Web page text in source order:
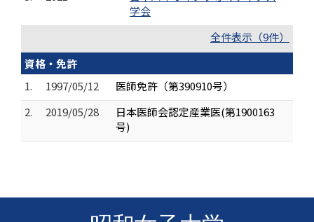
学会
全件表示（9件）
資格・免許
1.
1997/05/12
医師免許（第390910号）
2.
2019/05/28
日本医師会認定産業医(第1900163
号)